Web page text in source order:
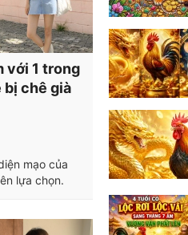
với 1 trong
bị chê già
mạo của
lựa chọn.